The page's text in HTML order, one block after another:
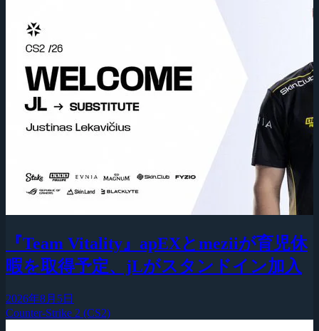
『Team Vitality』apEXとmeziiが育児休
暇を取得予定、jLがスタンドイン加入
2026年8月5日
Counter-Strike 2 (CS2)